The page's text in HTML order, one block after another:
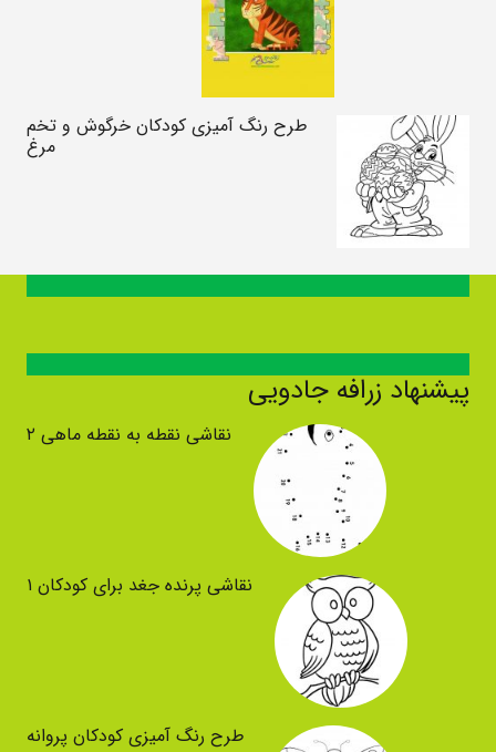
طرح رنگ آمیزی کودکان خرگوش و تخم
مرغ
پیشنهاد زرافه جادویی
نقاشی نقطه به نقطه ماهی ۲
نقاشی پرنده جغد برای کودکان ۱
طرح رنگ آمیزی کودکان پروانه